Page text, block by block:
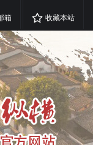
箱 收藏本站